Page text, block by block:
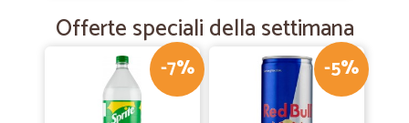
Offerte speciali della settimana
-7% -5%